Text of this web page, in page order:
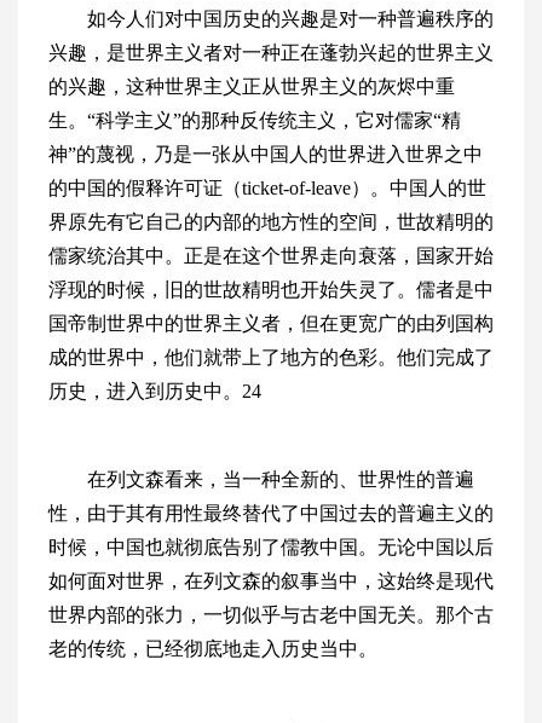
如今人们对中国历史的兴趣是对一种普遍秩序的
兴趣，是世界主义者对一种正在蓬勃兴起的世界主义
的兴趣，这种世界主义正从世界主义的灰烬中重
生。“科学主义”的那种反传统主义，它对儒家“精
神”的蔑视，乃是一张从中国人的世界进入世界之中
的中国的假释许可证（ticket-of-leave）。中国人的世
界原先有它自己的内部的地方性的空间，世故精明的
儒家统治其中。正是在这个世界走向衰落，国家开始
浮现的时候，旧的世故精明也开始失灵了。儒者是中
国帝制世界中的世界主义者，但在更宽广的由列国构
成的世界中，他们就带上了地方的色彩。他们完成了
历史，进入到历史中。24
在列文森看来，当一种全新的、世界性的普遍
性，由于其有用性最终替代了中国过去的普遍主义的
时候，中国也就彻底告别了儒教中国。无论中国以后
如何面对世界，在列文森的叙事当中，这始终是现代
世界内部的张力，一切似乎与古老中国无关。那个古
老的传统，已经彻底地走入历史当中。